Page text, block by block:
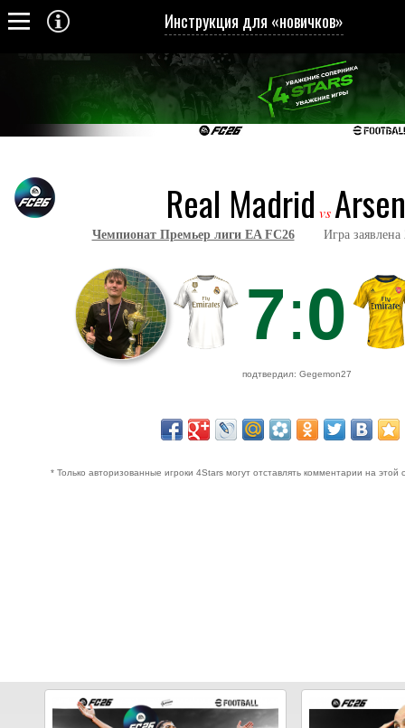
Инструкция для «новичков»
Real Madrid vs
Чемпионат Премьер лиги EA FC26Игра заявлена
7:0
подтвердил: Gegemon27
* Только авторизованные игроки 4Stars могут отставлять комментарии на этой